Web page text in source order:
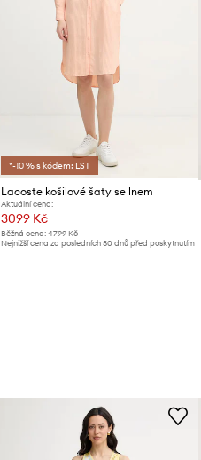
*-10 % s kódem: LST
Lacoste košilové šaty se lnem
Aktuální cena:
3099 Kč
Běžná cena: 4799 Kč
Nejnižší cena za posledních 30 dnů před poskytnutím